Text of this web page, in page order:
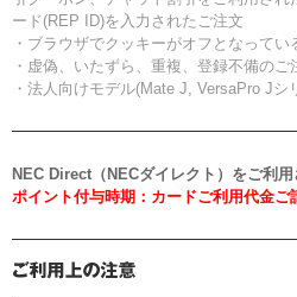
ード(REP ID)を入力されたご注文
・ブラウザでクッキーがオフとなってい
・虚偽、いたずら、重複、登録不備のご
・法人向けモデル(Mate J, VersaPro Jシ
NEC Direct（NECダイレクト）をご利
ポイント付与時期：カードご利用代金ご